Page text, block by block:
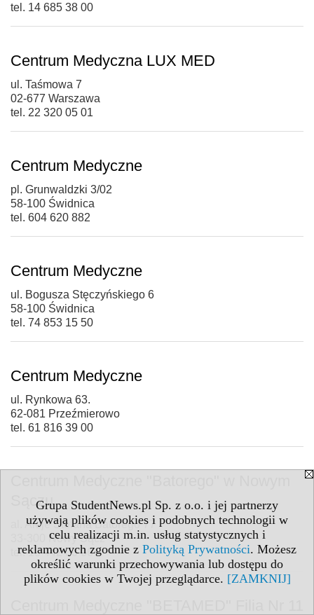
Grupa StudentNews.pl Sp. z o.o. i jej partnerzy
używają plików cookies i podobnych technologii w
celu realizacji m.in. usług statystycznych i
reklamowych zgodnie z Polityką Prywatności. Możesz
określić warunki przechowywania lub dostępu do
plików cookies w Twojej przeglądarce. [ZAMKNIJ]
tel. 14 685 38 00
Centrum Medyczna LUX MED
ul. Taśmowa 7
02-677 Warszawa
tel. 22 320 05 01
Centrum Medyczne
pl. Grunwaldzki 3/02
58-100 Świdnica
tel. 604 620 882
Centrum Medyczne
ul. Bogusza Stęczyńskiego 6
58-100 Świdnica
tel. 74 853 15 50
Centrum Medyczne
ul. Rynkowa 63.
62-081 Przeźmierowo
tel. 61 816 39 00
Sączu
al. Aleje Stefana Batorego 77
33-300 Nowy Sącz
tel. 18 442 00 06